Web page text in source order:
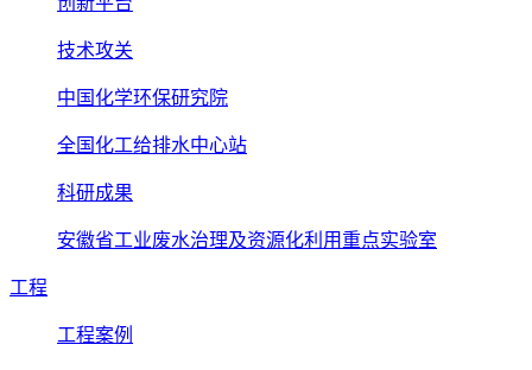
技术攻关
中国化学环保研究院
全国化工给排水中心站
科研成果
安徽省工业废水治理及资源化利用重点实验室
工程
工程案例